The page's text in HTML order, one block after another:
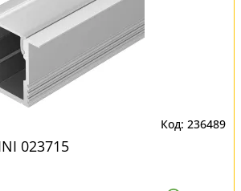
236489
023715